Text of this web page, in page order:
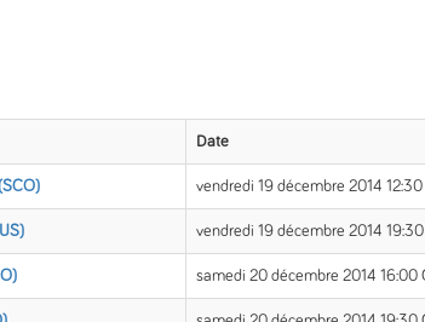
Date
vendredi 19 décembre 2014 12:30
vendredi 19 décembre 2014 19:30
samedi 20 décembre 2014 16:00